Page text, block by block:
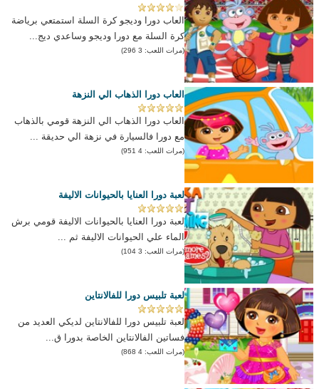
العاب دورا وديجو كرة السلة استمتعي برياضة
كرة السلة مع دورا وديجو وساعدي ديج...
(مرات اللعب: 3 296)
العاب دورا الذهاب الي النزهة
العاب دورا الذهاب الي النزهة قومي بالذهاب
مع دورا فالسيارة في نزهة الي حديقة ...
(مرات اللعب: 4 951)
لعبة دورا العنايا بالحيوانات الاليفة
لعبة دورا العنايا بالحيوانات الاليفة قومي برش
الماء علي الحيوانات الاليفة ثم ...
(مرات اللعب: 3 104)
لعبة تلبيس دورا للفالانتاين
لعبة تلبيس دورا للفالانتاين لديكي العديد من
فساتين الفالانتاين الخاصة بدورا ق...
(مرات اللعب: 4 868)